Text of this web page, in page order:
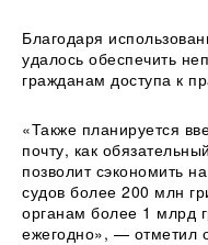
Благодаря
удалось обеспечить
гражданам доступа к
«Также планируется
почту, как
позволит сэкономить
судов более 200 млн
органам более 1 млрд
ежегодно», — отметил